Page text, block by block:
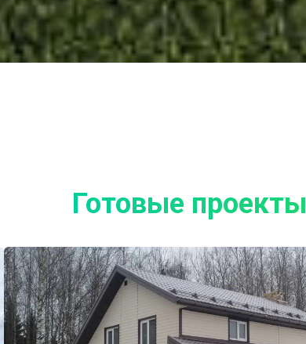
Готовые проекты